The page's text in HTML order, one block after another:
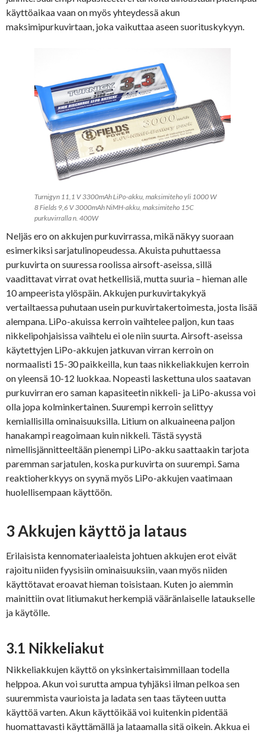
käyttöaikaa vaan on myös yhteydessä akun
maksimipurkuvirtaan, joka vaikuttaa aseen suorituskykyyn.
Turnigyn 11,1 V 3300mAh LiPo-akku, maksimiteho yli 1000 W
8 Fields 9,6 V 3000mAh NiMH-akku, maksimiteho 15C
purkuvirralla n. 400W
Neljäs ero on akkujen purkuvirrassa, mikä näkyy suoraan
esimerkiksi sarjatulinopeudessa. Akuista puhuttaessa
purkuvirta on suuressa roolissa airsoft-aseissa, sillä
vaadittavat virrat ovat hetkellisiä, mutta suuria – hieman alle
10 ampeerista ylöspäin. Akkujen purkuvirtakykyä
vertailtaessa puhutaan usein purkuvirtakertoimesta, josta lisää
alempana. LiPo-akuissa kerroin vaihtelee paljon, kun taas
nikkelipohjaisissa vaihtelu ei ole niin suurta. Airsoft-aseissa
käytettyjen LiPo-akkujen jatkuvan virran kerroin on
normaalisti 15-30 paikkeilla, kun taas nikkeliakkujen kerroin
on yleensä 10-12 luokkaa. Nopeasti laskettuna ulos saatavan
purkuvirran ero saman kapasiteetin nikkeli- ja LiPo-akussa voi
olla jopa kolminkertainen. Suurempi kerroin selittyy
kemiallisilla ominaisuuksilla. Litium on alkuaineena paljon
hanakampi reagoimaan kuin nikkeli. Tästä syystä
nimellisjännitteeltään pienempi LiPo-akku saattaakin tarjota
paremman sarjatulen, koska purkuvirta on suurempi. Sama
reaktioherkkyys on syynä myös LiPo-akkujen vaatimaan
huolellisempaan käyttöön.
3 Akkujen käyttö ja lataus
Erilaisista kennomateriaaleista johtuen akkujen erot eivät
rajoitu niiden fyysisiin ominaisuuksiin, vaan myös niiden
käyttötavat eroavat hieman toisistaan. Kuten jo aiemmin
mainittiin ovat litiumakut herkempiä vääränlaiselle lataukselle
ja käytölle.
3.1 Nikkeliakut
Nikkeliakkujen käyttö on yksinkertaisimmillaan todella
helppoa. Akun voi surutta ampua tyhjäksi ilman pelkoa sen
suuremmista vaurioista ja ladata sen taas täyteen uutta
käyttöä varten. Akun käyttöikää voi kuitenkin pidentää
huomattavasti käyttämällä ja lataamalla sitä oikein. Akkua ei